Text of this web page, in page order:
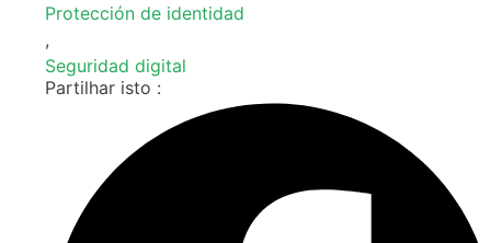
Protección de identidad
,
Seguridad digital
Partilhar isto :